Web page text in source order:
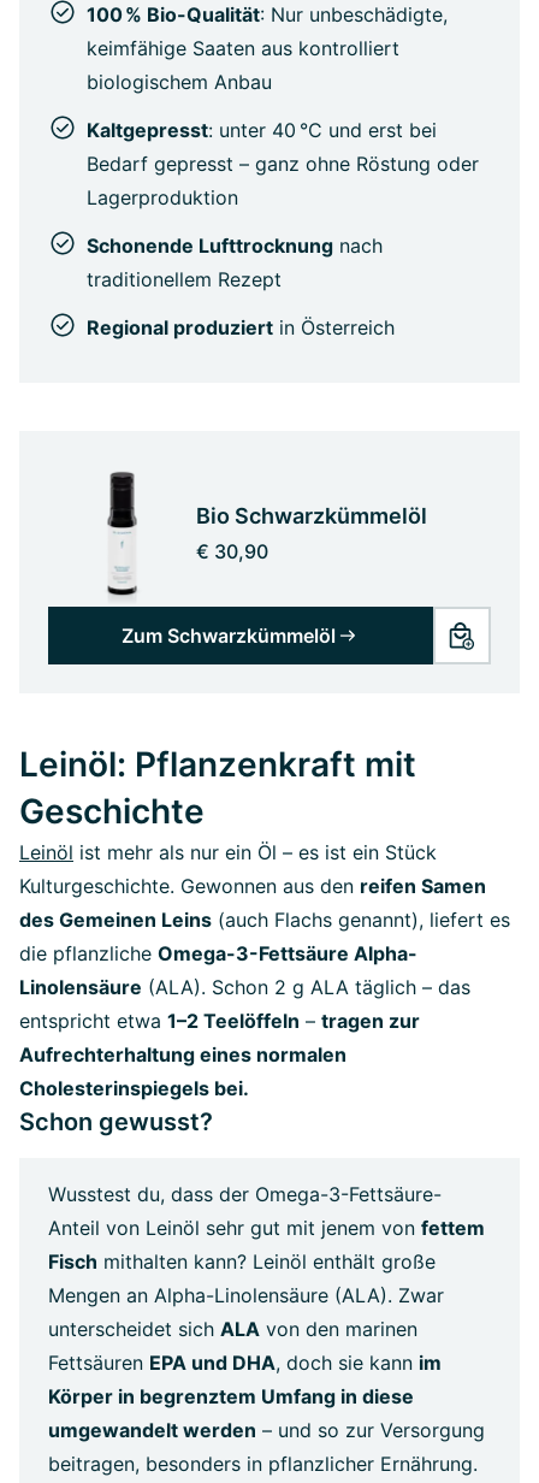
100 % Bio-Qualität: Nur unbeschädigte,
keimfähige Saaten aus kontrolliert
biologischem Anbau
Kaltgepresst: unter 40 °C und erst bei
Bedarf gepresst – ganz ohne Röstung oder
Lagerproduktion
Schonende Lufttrocknung nach
traditionellem Rezept
Regional produziert in Österreich
Bio Schwarzkümmelöl
€ 30,90
Zum Schwarzkümmelöl
Leinöl: Pflanzenkraft mit
Geschichte
Leinöl ist mehr als nur ein Öl – es ist ein Stück
Kulturgeschichte. Gewonnen aus den reifen Samen
des Gemeinen Leins (auch Flachs genannt), liefert es
die pflanzliche Omega-3-Fettsäure Alpha-
Linolensäure (ALA). Schon 2 g ALA täglich – das
entspricht etwa 1–2 Teelöffeln – tragen zur
Aufrechterhaltung eines normalen
Cholesterinspiegels bei.
Schon gewusst?
Wusstest du, dass der Omega-3-Fettsäure-
Anteil von Leinöl sehr gut mit jenem von fettem
Fisch mithalten kann? Leinöl enthält große
Mengen an Alpha-Linolensäure (ALA). Zwar
unterscheidet sich ALA von den marinen
Fettsäuren EPA und DHA, doch sie kann im
Körper in begrenztem Umfang in diese
umgewandelt werden – und so zur Versorgung
beitragen, besonders in pflanzlicher Ernährung.